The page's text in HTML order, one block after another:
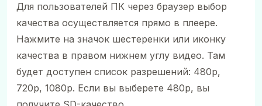
Для пользователей ПК через браузер выбор
качества осуществляется прямо в плеере.
Нажмите на значок шестеренки или иконку
качества в правом нижнем углу видео. Там
будет доступен список разрешений: 480p,
720p, 1080p. Если вы выберете 480p, вы